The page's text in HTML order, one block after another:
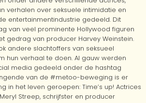
verhalen over seksuele intimidatie en
entertainmentindustrie gedeeld. Dit
van veel prominente Hollywood figuren
gedrag van producer Harvey Weinstein.
andere slachtoffers van seksueel
hun verhaal te doen. Al gauw werden
media gedeeld onder de hashtag
van de #metoo-beweging is er
in het leven geroepen: Time’s up! Actrices
Streep, schrijfster en producer